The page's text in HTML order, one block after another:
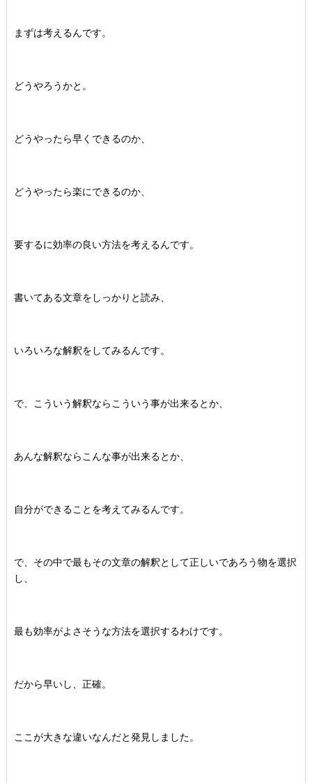
まずは考えるんです。
どうやろうかと。
どうやったら早くできるのか、
どうやったら楽にできるのか、
要するに効率の良い方法を考えるんです。
書いてある文章をしっかりと読み、
いろいろな解釈をしてみるんです。
で、こういう解釈ならこういう事が出来るとか、
あんな解釈ならこんな事が出来るとか、
自分ができることを考えてみるんです。
で、その中で最もその文章の解釈として正しいであろう物を選択
し、
最も効率がよさそうな方法を選択するわけです。
だから早いし、正確。
ここが大きな違いなんだと発見しました。